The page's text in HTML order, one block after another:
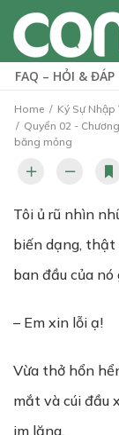
FAQ – HỎI & ĐÁP
Home
Ký Sự Nhập
Quyển 02 -
băng mỏng
Tôi ủ rũ nhìn
biến dạng,
ban đầu của
– Em xin lỗi ạ!
Vừa thở hổn
mắt và cúi đầu
im lặng.